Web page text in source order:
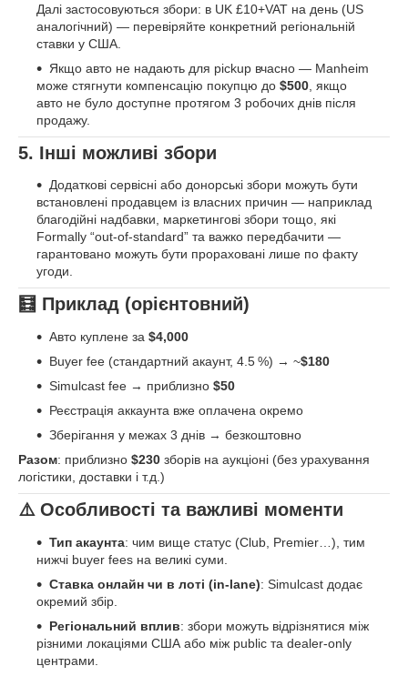
Далі застосовуються збори: в UK £10+VAT на день (US
аналогічний) — перевіряйте конкретний регіональній
ставки у США.
Якщо авто не надають для pickup вчасно — Manheim
може стягнути компенсацію покупцю до $500 , якщо
авто не було доступне протягом 3 робочих днів після
продажу.
5. Інші можливі збори
Додаткові сервісні або донорські збори можуть бути
встановлені продавцем із власних причин — наприклад
благодійні надбавки, маркетингові збори тощо, які
Formally “out-of-standard” та важко передбачити —
гарантовано можуть бути прораховані лише по факту
угоди.
🧮 Приклад (орієнтовний)
Авто куплене за $4,000
Buyer fee (стандартний акаунт, 4.5 %) → ~$180
Simulcast fee → приблизно $50
Реєстрація аккаунта вже оплачена окремо
Зберігання у межах 3 днів → безкоштовно
Разом: приблизно $230 зборів на аукціоні (без урахування
логістики, доставки і т.д.)
⚠️ Особливості та важливі моменти
Тип акаунта: чим вище статус (Club, Premier…), тим
нижчі buyer fees на великі суми.
Ставка онлайн чи в лоті (in-lane): Simulcast додає
окремий збір.
Регіональний вплив: збори можуть відрізнятися між
різними локаціями США або між public та dealer-only
центрами.